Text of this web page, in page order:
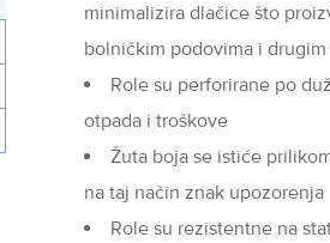
minimalizira dlačice što
bolničkim podovima i
Role su perforirane po
otpada i troškove
Žuta boja se istiće
na taj način znak upozorenja
Role su rezistentne na